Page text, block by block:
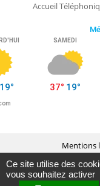
Accueil
Mentions
Conception
Ce site utilise des
vous souhaitez activer